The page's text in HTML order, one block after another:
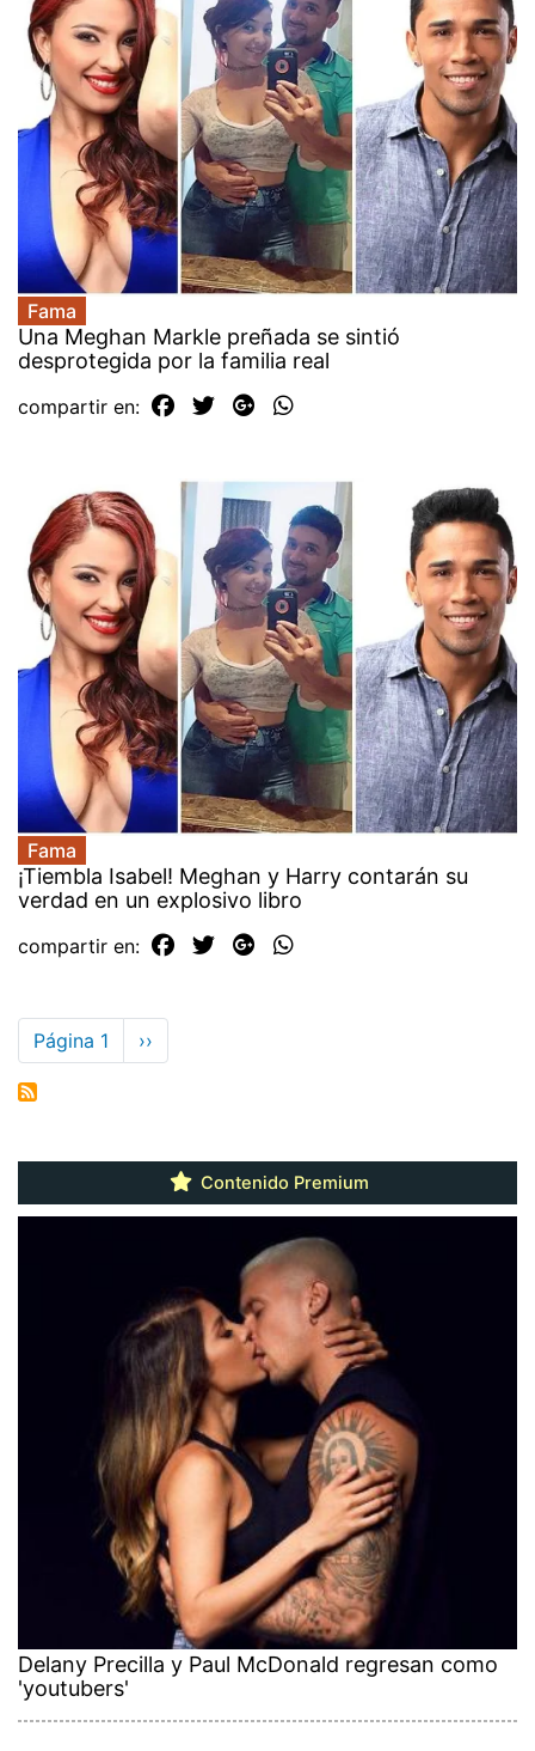
Fama
Una Meghan Markle preñada se sintió
desprotegida por la familia real
compartir en:
Fama
¡Tiembla Isabel! Meghan y Harry contarán su
verdad en un explosivo libro
compartir en:
Paginación
Página 1
Siguiente
página
››
Contenido Premium
Delany Precilla y Paul McDonald regresan como
'youtubers'